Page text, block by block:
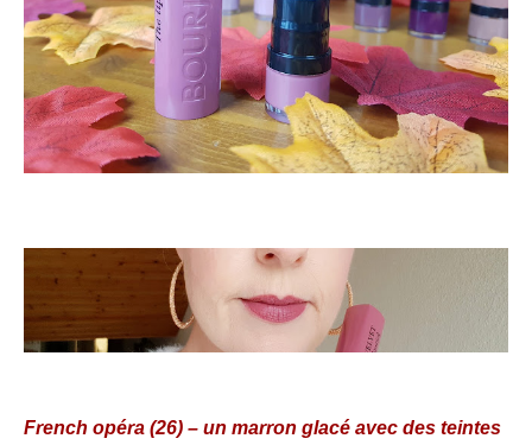
French opéra (26) – un marron glacé avec des teintes